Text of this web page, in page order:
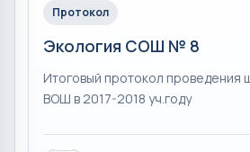
Протокол
Экология СОШ № 8
Итоговый протокол проведения
ВОШ в 2017-2018 уч.году